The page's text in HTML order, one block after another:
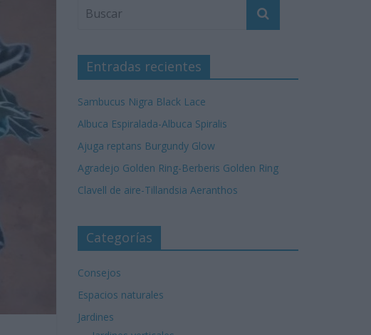
Entradas recientes
Sambucus Nigra Black Lace
Albuca Espiralada-Albuca Spiralis
Ajuga reptans Burgundy Glow
Agradejo Golden Ring-Berberis Golden Ring
Clavell de aire-Tillandsia Aeranthos
Categorías
Consejos
Espacios naturales
Jardines